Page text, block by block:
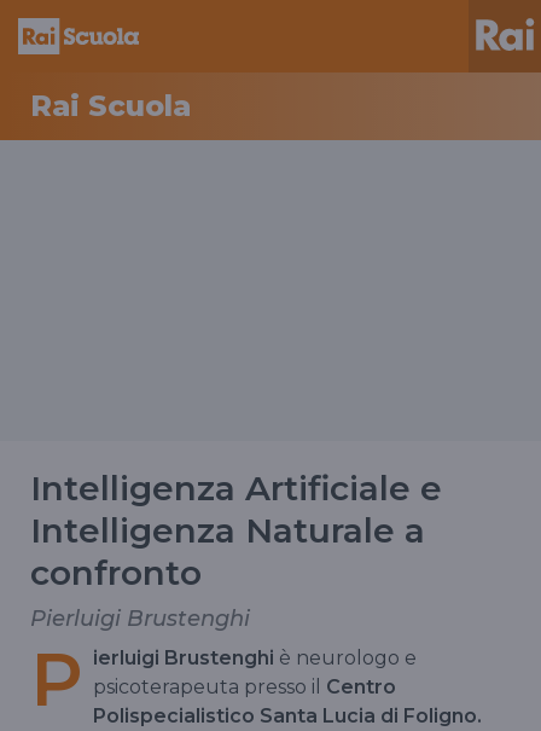
Rai Scuola
Intelligenza Artificiale e
Intelligenza Naturale a
confronto
Pierluigi Brustenghi
P ierluigi Brustenghi è neurologo e
psicoterapeuta presso il Centro
Polispecialistico Santa Lucia di Foligno.